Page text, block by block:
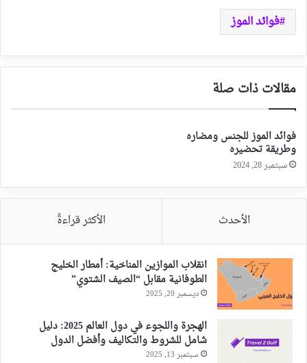
فوائد الموز
مقالات ذات صلة
فوائد الموز للجنس ومضاره
وطريقة تحضيره
سبتمبر 28, 2024
الأحدث الأكثر قراءةً
انقلاب الموازين المناخية: أمطار الخليج
الطوفانية مقابل “الصيف الشتوي”
ديسمبر 20, 2025
الهجرة واللجوء في دول العالم 2025: دليل
شامل للشروط والتكاليف وأفضل الدول
سبتمبر 13, 2025